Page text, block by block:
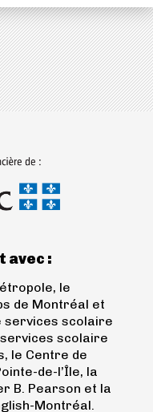
avec :
le
de Montréal et
services scolaire
scolaire
le Centre de
de-l’Île, la
B. Pearson et la
Montréal.